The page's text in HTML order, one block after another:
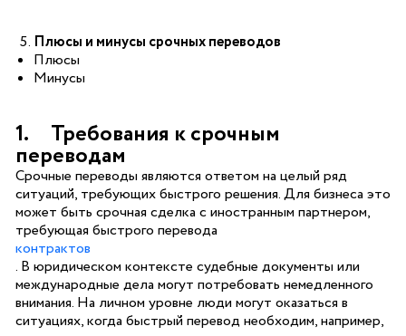
Плюсы и минусы срочных переводов
Плюсы
Минусы
1. Требования к срочным
переводам
Срочные переводы являются ответом на целый ряд
ситуаций, требующих быстрого решения. Для бизнеса это
может быть срочная сделка с иностранным партнером,
требующая быстрого перевода
контрактов
. В юридическом контексте судебные документы или
международные дела могут потребовать немедленного
внимания. На личном уровне люди могут оказаться в
ситуациях, когда быстрый перевод необходим, например,